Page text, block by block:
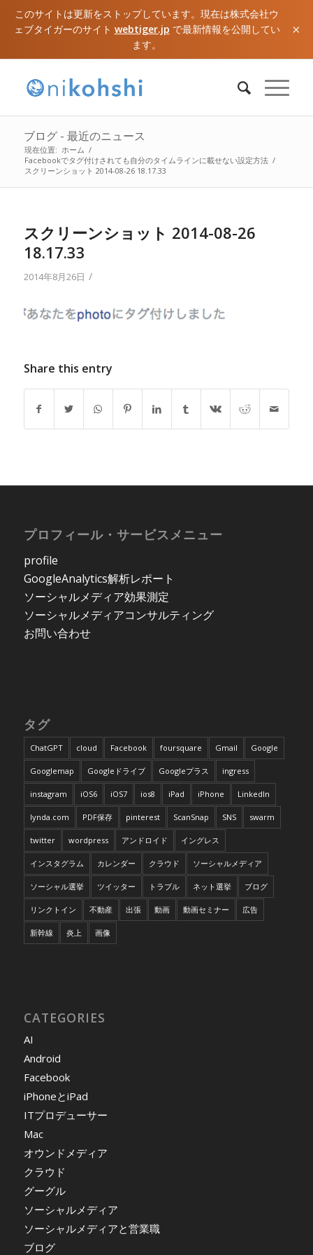
このサイトは更新をストップしています。現在は株式会社ウ
ェブタイガーのサイト webtiger.jp で最新情報を公開してい
ます。
×
ブログ - 最近のニュース
現在位置: ホーム /
Facebookでタグ付けされても自分のタイムラインに載せない設定方法 /
スクリーンショット 2014-08-26 18.17.33
スクリーンショット 2014-08-26
18.17.33
2014年8月26日 /
Share this entry
プロフィール・サービスメニュー
profile
GoogleAnalytics解析レポート
ソーシャルメディア効果測定
ソーシャルメディアコンサルティング
お問い合わせ
タグ
ChatGPT cloud Facebook foursquare Gmail Google
Googlemap Googleドライブ Googleプラス ingress
instagram iOS6 iOS7 ios8 iPad iPhone LinkedIn
lynda.com PDF保存 pinterest ScanSnap SNS swarm
twitter wordpress アンドロイド イングレス
インスタグラム カレンダー クラウド ソーシャルメディア
ソーシャル選挙 ツイッター トラブル ネット選挙 ブログ
リンクトイン 不動産 出張 動画 動画セミナー 広告
新幹線 炎上 画像
CATEGORIES
AI
Android
Facebook
iPhoneとiPad
ITプロデューサー
Mac
オウンドメディア
クラウド
グーグル
ソーシャルメディア
ソーシャルメディアと営業職
ブログ